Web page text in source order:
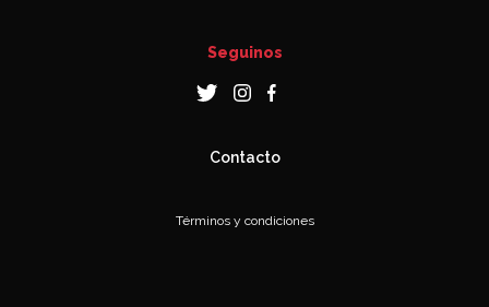
Seguinos
Contacto
Términos y condiciones